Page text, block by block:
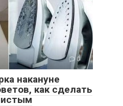
0
накануне
как сделать